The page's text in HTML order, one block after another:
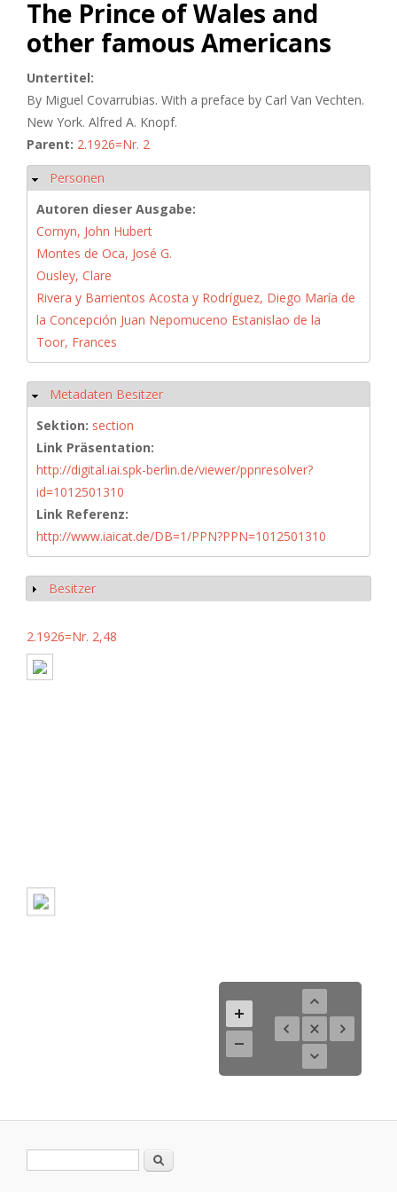
The Prince of Wales and
other famous Americans
Untertitel:
By Miguel Covarrubias. With a preface by Carl Van Vechten.
New York. Alfred A. Knopf.
Parent: 2.1926=Nr. 2
Ausblenden
Personen
Autoren dieser Ausgabe:
Cornyn, John Hubert
Montes de Oca, José G.
Ousley, Clare
Rivera y Barrientos Acosta y Rodríguez, Diego María de
la Concepción Juan Nepomuceno Estanislao de la
Toor, Frances
Ausblenden
Metadaten Besitzer
Sektion: section
Link Präsentation:
http://digital.iai.spk-berlin.de/viewer/ppnresolver?
id=1012501310
Link Referenz:
http://www.iaicat.de/DB=1/PPN?PPN=1012501310
Anzeigen
Besitzer
2.1926=Nr. 2,48
Suche